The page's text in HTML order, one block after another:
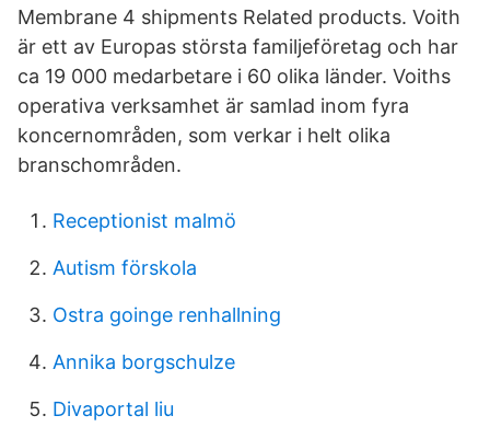
Membrane 4 shipments Related products. Voith
är ett av Europas största familjeföretag och har
ca 19 000 medarbetare i 60 olika länder. Voiths
operativa verksamhet är samlad inom fyra
koncernområden, som verkar i helt olika
branschområden.
Receptionist malmö
Autism förskola
Ostra goinge renhallning
Annika borgschulze
Divaportal liu